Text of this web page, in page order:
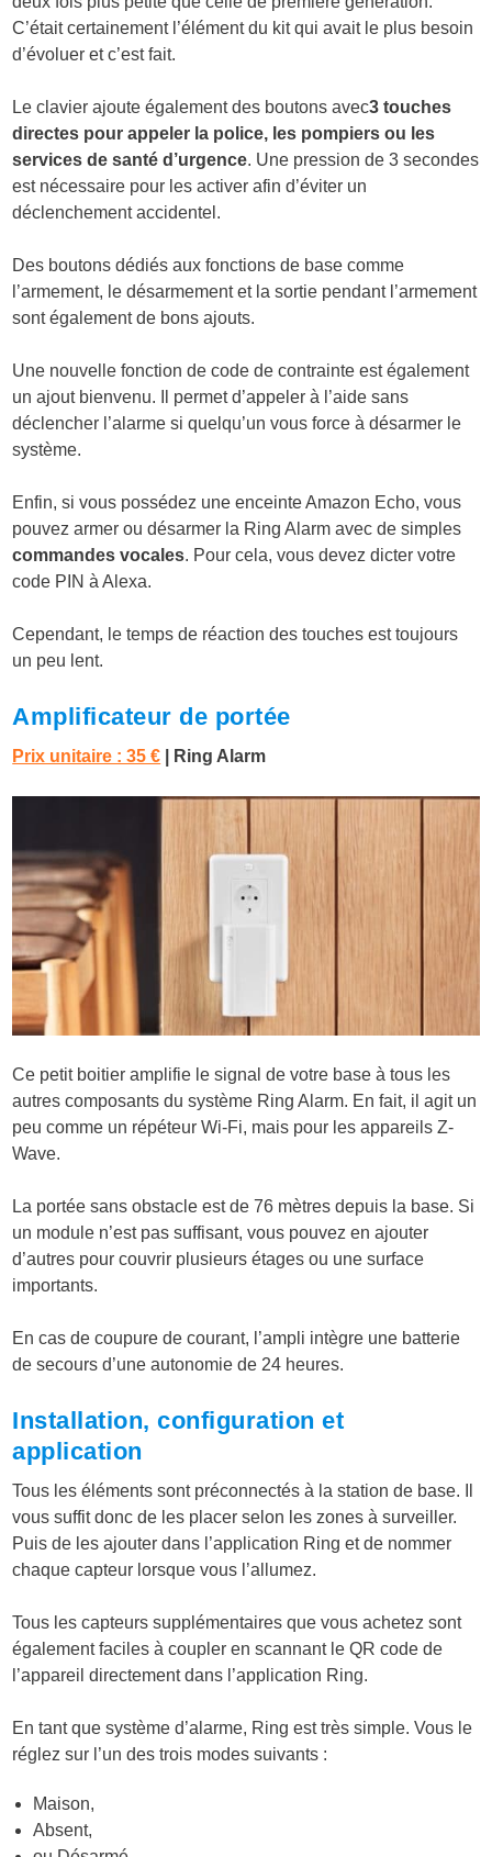
C’était certainement l’élément du kit qui avait le plus besoin
d’évoluer et c’est fait.
Le clavier ajoute également des boutons avec3 touches
directes pour appeler la police, les pompiers ou les
services de santé d’urgence. Une pression de 3 secondes
est nécessaire pour les activer afin d’éviter un
déclenchement accidentel.
Des boutons dédiés aux fonctions de base comme
l’armement, le désarmement et la sortie pendant l’armement
sont également de bons ajouts.
Une nouvelle fonction de code de contrainte est également
un ajout bienvenu. Il permet d’appeler à l’aide sans
déclencher l’alarme si quelqu’un vous force à désarmer le
système.
Enfin, si vous possédez une enceinte Amazon Echo, vous
pouvez armer ou désarmer la Ring Alarm avec de simples
commandes vocales. Pour cela, vous devez dicter votre
code PIN à Alexa.
Cependant, le temps de réaction des touches est toujours
un peu lent.
Amplificateur de portée
Prix unitaire : 35 € | Ring Alarm
Ce petit boitier amplifie le signal de votre base à tous les
autres composants du système Ring Alarm. En fait, il agit un
peu comme un répéteur Wi-Fi, mais pour les appareils Z-
Wave.
La portée sans obstacle est de 76 mètres depuis la base. Si
un module n’est pas suffisant, vous pouvez en ajouter
d’autres pour couvrir plusieurs étages ou une surface
importants.
En cas de coupure de courant, l’ampli intègre une batterie
de secours d’une autonomie de 24 heures.
Installation, configuration et
application
Tous les éléments sont préconnectés à la station de base. Il
vous suffit donc de les placer selon les zones à surveiller.
Puis de les ajouter dans l’application Ring et de nommer
chaque capteur lorsque vous l’allumez.
Tous les capteurs supplémentaires que vous achetez sont
également faciles à coupler en scannant le QR code de
l’appareil directement dans l’application Ring.
En tant que système d’alarme, Ring est très simple. Vous le
réglez sur l’un des trois modes suivants :
Maison,
Absent,